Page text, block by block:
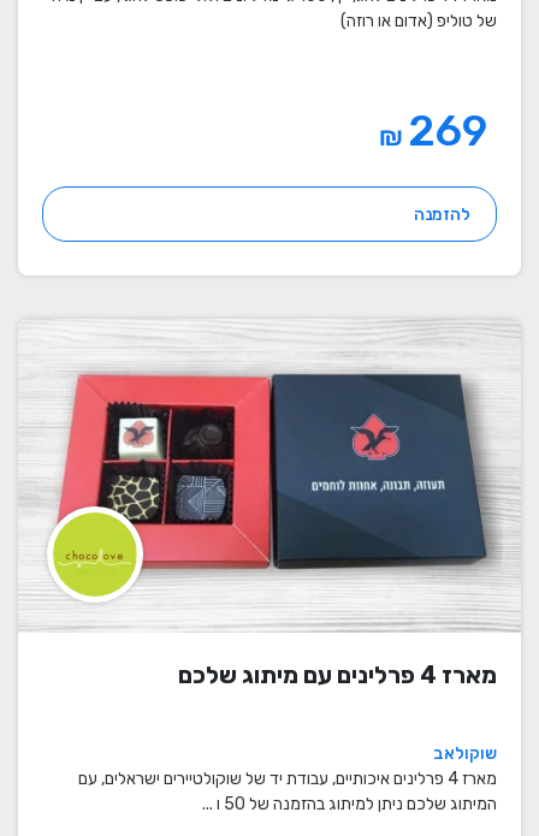
של טוליפ (אדום או רוזה)
₪
להזמנה
מארז 4 פרלינים עם מיתוג שלכם
שוקולאב
מארז 4 פרלינים איכותיים, עבודת יד של שוקולטיירים ישראלים, עם
המיתוג שלכם ניתן למיתוג בהזמנה של 50 ו ...